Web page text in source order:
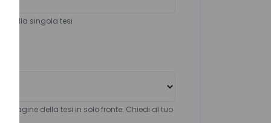
della singola tesi
pagine della tesi in solo fronte. Chiedi al tuo